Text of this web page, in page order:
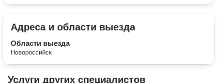
Адреса и области выезда
Области выезда
Новороссийск
Услуги других специалистов